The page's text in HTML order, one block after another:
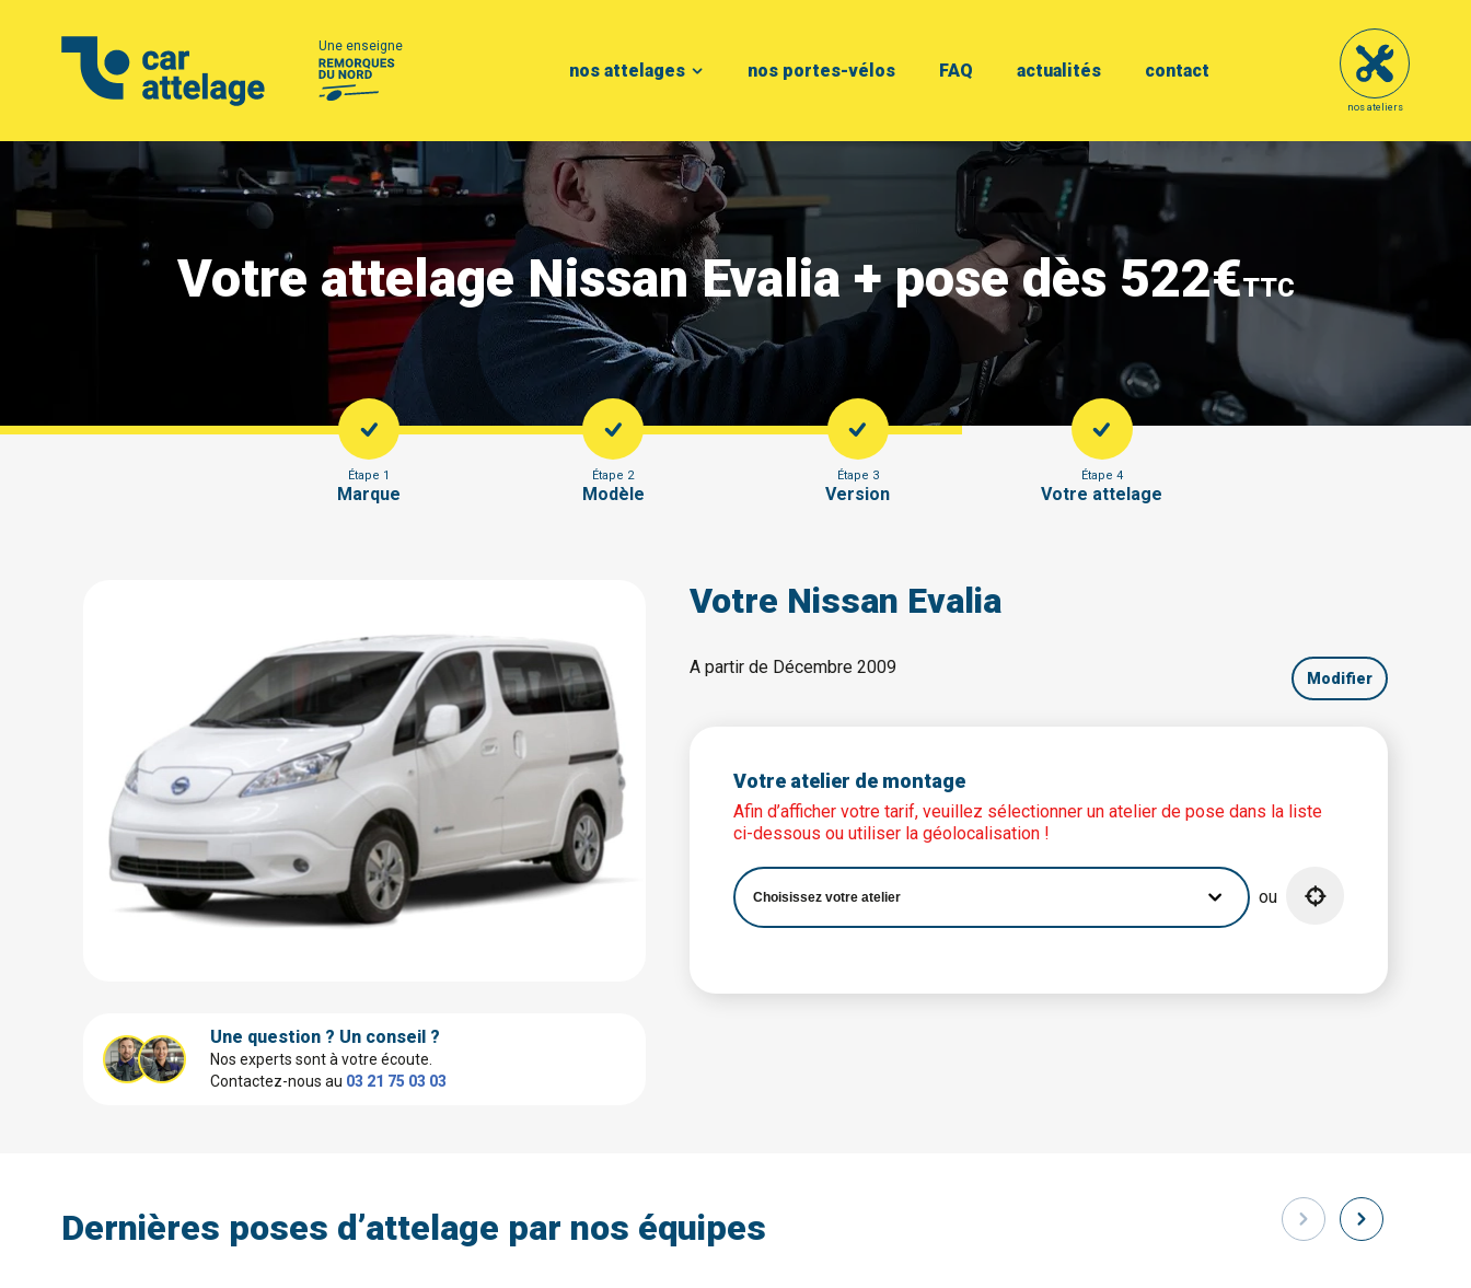
Une enseigne
nos attelages nos portes-vélos FAQ actualités contact
nos ateliers
Votre attelage Nissan Evalia + pose dès 522€TTC
Étape 1
Marque
Étape 2
Modèle
Étape 3
Version
Étape 4
Votre attelage
Une question ? Un conseil ?
Nos experts sont à votre écoute.
Contactez-nous au 03 21 75 03 03
Votre Nissan Evalia
A partir de Décembre 2009
Modifier
Votre atelier de montage
Afin d’afficher votre tarif, veuillez sélectionner un atelier de pose dans la liste
ci-dessous ou utiliser la géolocalisation !
ou
Dernières poses d’attelage par nos équipes